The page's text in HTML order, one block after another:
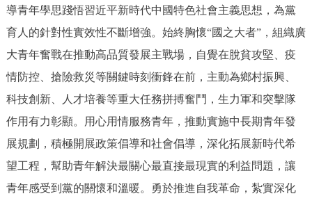
ITALIANO
回到頂部
導青年學思踐悟習近平新時代中國特色社會主義思想，為黨
育人的針對性實效性不斷增強。始終胸懷“國之大者”，組織廣
大青年奮戰在推動高品質發展主戰場，自覺在脫貧攻堅、疫
情防控、搶險救災等關鍵時刻衝鋒在前，主動為鄉村振興、
科技創新、人才培養等重大任務拼搏奮鬥，生力軍和突擊隊
作用有力彰顯。用心用情服務青年，推動實施中長期青年發
展規劃，積極開展政策倡導和社會倡導，深化拓展新時代希
望工程，幫助青年解決最關心最直接最現實的利益問題，讓
青年感受到黨的關懷和溫暖。勇於推進自我革命，紮實深化